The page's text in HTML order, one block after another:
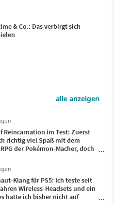
& Co.: Das verbirgt sich
alle anzeigen
Reincarnation im Test: Zuerst
richtig viel Spaß mit dem
der Pokémon-Macher, doch
Klang für PS5: Ich teste seit
Wireless-Headsets und ein
hatte ich bisher nicht auf